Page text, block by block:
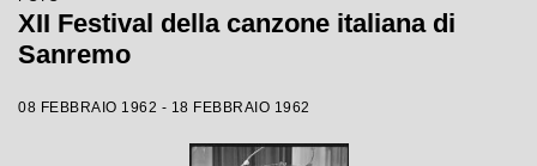
XII Festival della canzone italiana di
Sanremo
08 FEBBRAIO 1962 - 18 FEBBRAIO 1962